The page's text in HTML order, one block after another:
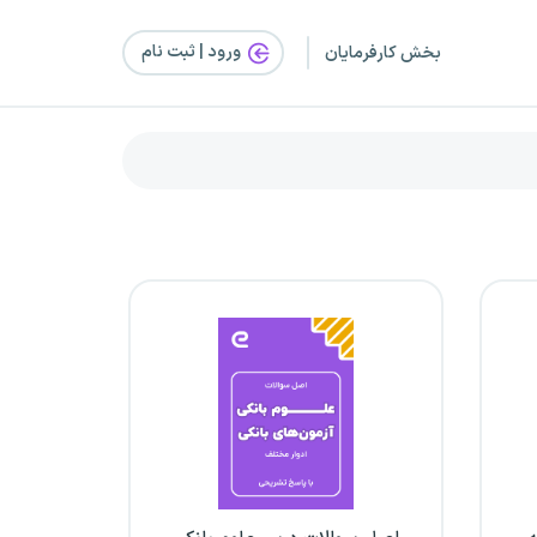
بخش کارفرمایان ورود | ثبت‌ نام